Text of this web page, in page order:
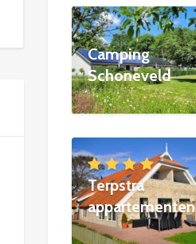
Camping
Schoneveld
Terpstra
appartementen